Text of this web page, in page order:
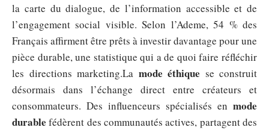
la carte du dialogue, de l’information accessible et de
l’engagement social visible. Selon l’Ademe, 54 % des
Français affirment être prêts à investir davantage pour une
pièce durable, une statistique qui a de quoi faire réfléchir
les directions marketing.La mode éthique se construit
désormais dans l’échange direct entre créateurs et
consommateurs. Des influenceurs spécialisés en mode
durable fédèrent des communautés actives, partagent des